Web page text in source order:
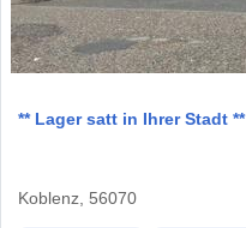
** Lager satt in Ihrer Stadt **
Koblenz, 56070